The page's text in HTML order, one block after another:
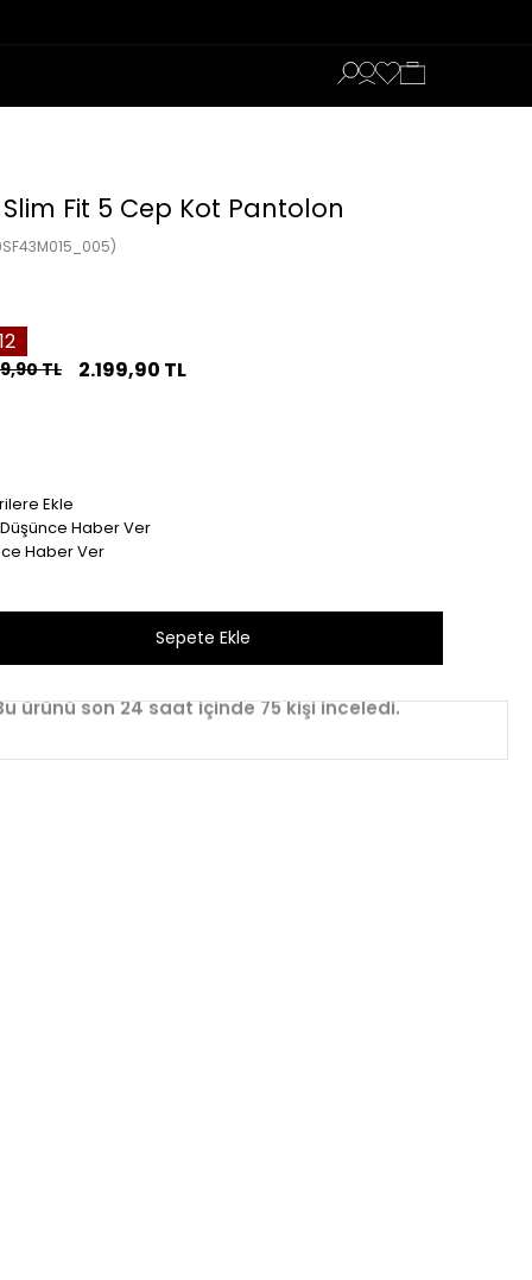
Fit 5 Cep Kot Pantolon
12
TL 2.199,90 TL
Ekle
Haber Ver
Haber Ver
ürünü son 1 hafta içinde 38 kişi sepetine ekledi.